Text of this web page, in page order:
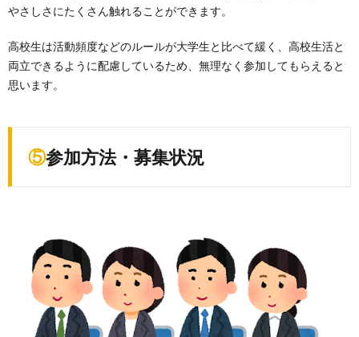
やさしさにたくさん触れることができます。
高校生は活動頻度などのルールが大学生と比べて緩く、高校生活と
両立できるように配慮しているため、無理なく参加してもらえると
思います。
⑤参加方法・募集状況